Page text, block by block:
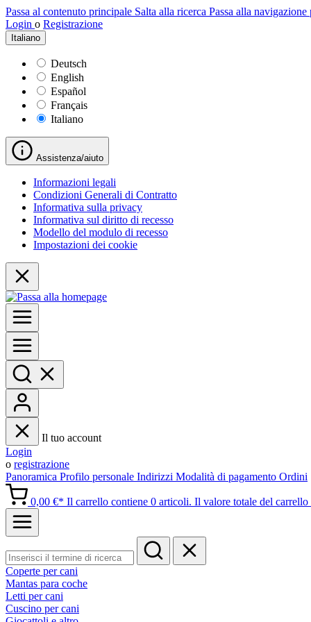
Passa al contenuto principale Salta alla ricerca Passa alla
Login o Registrazione
Italiano
Deutsch
English
Español
Français
Italiano
Assistenza/aiuto
Informazioni legali
Condizioni Generali di Contratto
Informativa sulla privacy
Informativa sul diritto di recesso
Modello del modulo di recesso
Impostazioni dei cookie
Il tuo account
Login
o registrazione
Panoramica Profilo personale Indirizzi Modalità di pagamento Ordini
0,00 €* Il carrello contiene 0 articoli. Il valore totale del carrello
Coperte per cani
Mantas para coche
Letti per cani
Cuscino per cani